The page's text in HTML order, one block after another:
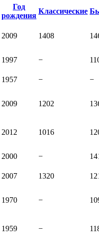
Год
рождения
Классические
2009 1408
1997 −
1957 − −
2009 1202
2012 1016
2000 −
2007 1320
1970 −
1959 −